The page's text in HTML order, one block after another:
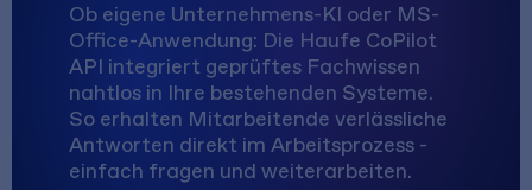
Ob eigene Unternehmens-KI oder MS-
Office-Anwendung: Die Haufe CoPilot
API integriert geprüftes Fachwissen
nahtlos in Ihre bestehenden Systeme.
So erhalten Mitarbeitende verlässliche
Antworten direkt im Arbeitsprozess -
einfach fragen und weiterarbeiten.